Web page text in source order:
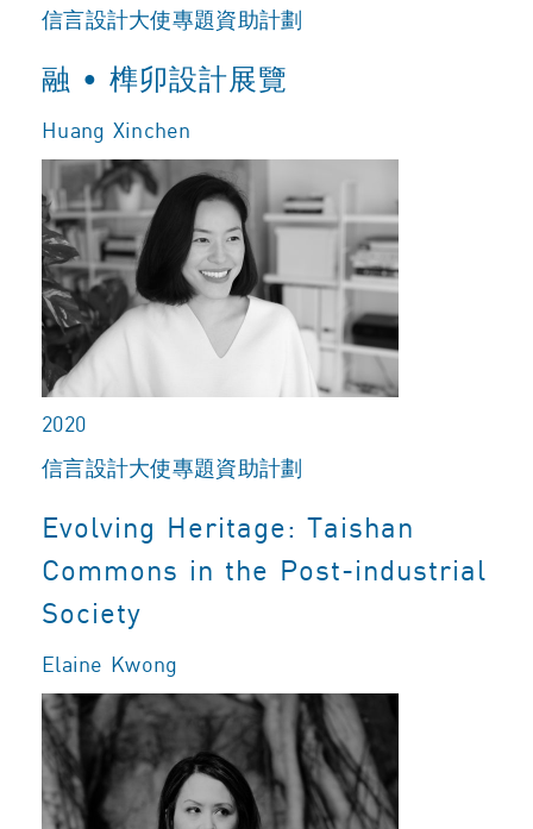
信言設計大使專題資助計劃
融 • 榫卯設計展覽
Huang Xinchen
2020
信言設計大使專題資助計劃
Evolving Heritage: Taishan
Commons in the Post-industrial
Society
Elaine Kwong